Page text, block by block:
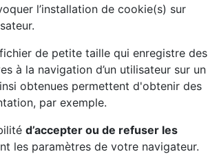
l’installation de cookie(s) sur
de petite taille qui enregistre des
à la navigation d’un utilisateur sur un
obtenues permettent d'obtenir des
par exemple.
d’accepter ou de refuser les
les paramètres de votre navigateur.